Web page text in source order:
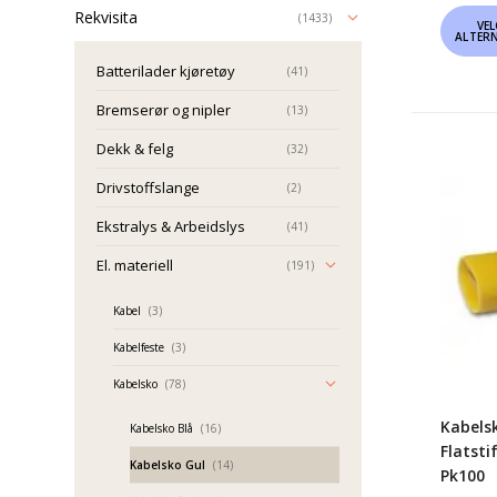
Rekvisita (1433)
Batterilader kjøretøy (41)
Bremserør og nipler (13)
Dekk & felg (32)
Drivstoffslange (2)
Ekstralys & Arbeidslys (41)
El. materiell (191)
Kabel (3)
Kabelfeste (3)
Kabelsko (78)
Kabelsko Blå (16)
Kabelsko Gul (14)
Dette
Pk100
Pk100